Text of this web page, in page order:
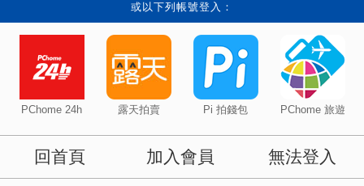
或以下列帳號登入：
PChome 24h 露天拍賣 Pi 拍錢包 PChome 旅遊
回首頁 加入會員 無法登入